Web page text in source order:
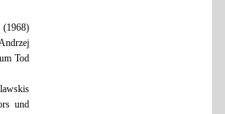
(1968)
Tod
und